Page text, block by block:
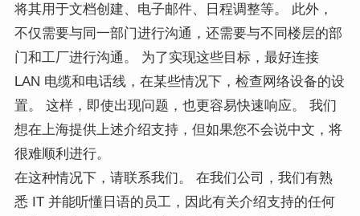
将其用于文档创建、电子邮件、日程调整等。 此外，
不仅需要与同一部门进行沟通，还需要与不同楼层的部
门和工厂进行沟通。 为了实现这些目标，最好连接
LAN 电缆和电话线，在某些情况下，检查网络设备的设
置。 这样，即使出现问题，也更容易快速响应。 我们
想在上海提供上述介绍支持，但如果您不会说中文，将
很难顺利进行。
在这种情况下，请联系我们。 在我们公司，我们有熟
悉 IT 并能听懂日语的员工，因此有关介绍支持的任何